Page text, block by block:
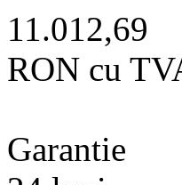
11.012,69
RON cu
Garantie